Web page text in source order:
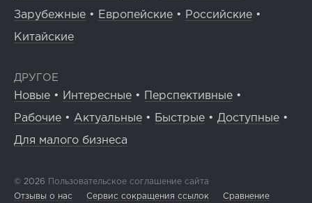
Зарубежные • Европейские • Российские •
Китайские
ДРУГОЕ
Новые • Интересные • Перспективные •
Рабочие • Актуальные • Быстрые • Доступные •
Для малого бизнеса
© 2026 Пользовательское соглашение сайта
Отзывы о нас
Сервис сокращения ссылок Сравнение